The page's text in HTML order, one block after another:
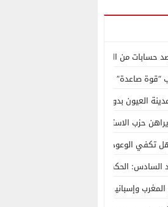
بـ”213+” ضمن حملة رقمية منظمة حرّضت على اقتحام سبتة
“قوة صاعدة” في سوق المعادن الاستراتيجية
العيون بدون ماء؟
حزب الاستقلال على الكفاءة ويمنح الشباب
الوعود الفارغة لصناعة الواقع؟
الحكم الذاتي هو الأساس الوحيد لحل